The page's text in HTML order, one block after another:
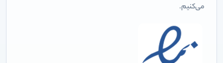
می‌کنیم.